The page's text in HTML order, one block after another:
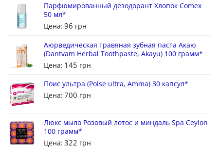
Парфюмированный дезодорант Хлопок Comex
50 мл*
Цена: 96 грн
Аюрведическая травяная зубная паста Акаю
(Dantvam Herbal Toothpaste, Akayu) 100 грамм*
Цена: 145 грн
Поис ультра (Poise ultra, Amma) 30 капсул*
Цена: 700 грн
Люкс мыло Розовый лотос и миндаль Spa Ceylon
100 грамм*
Цена: 322 грн